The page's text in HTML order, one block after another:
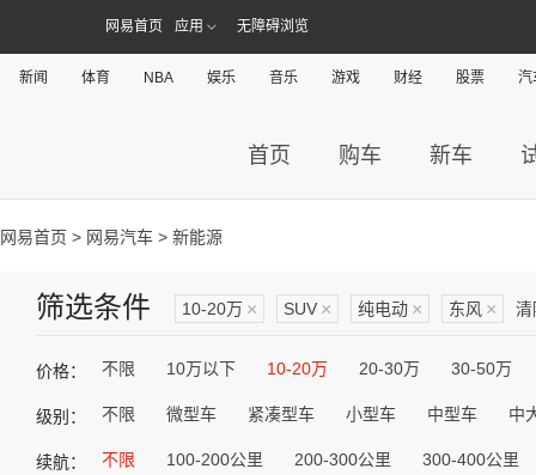
网易首页 应用 无障碍浏览
新闻 体育 NBA 娱乐 音乐 游戏 财经 股票 汽
首页 购车 新车
网易首页 > 网易汽车 > 新能源
筛选条件 10-20万 × SUV × 纯电动 × 东风 × 清
价格： 不限 10万以下 10-20万 20-30万 30-50万
级别： 不限 微型车 紧凑型车 小型车 中型车 中
续航： 不限 100-200公里 200-300公里 300-400公里